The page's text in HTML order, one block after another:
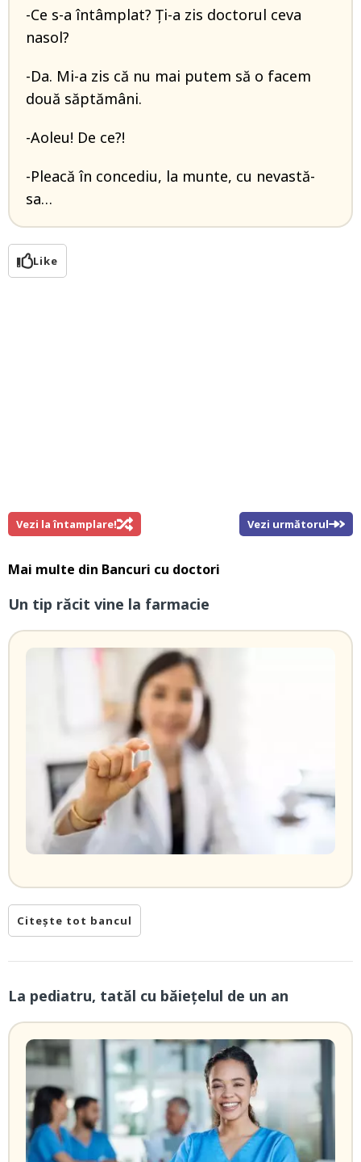
-Ce s-a întâmplat? Ți-a zis doctorul ceva
nasol?
-Da. Mi-a zis că nu mai putem să o facem
două săptămâni.
-Aoleu! De ce?!
-Pleacă în concediu, la munte, cu nevastă-
sa…
Like
Vezi la întamplare! Vezi următorul
Mai multe din Bancuri cu doctori
Un tip răcit vine la farmacie
Citește tot bancul
La pediatru, tatăl cu băieţelul de un an